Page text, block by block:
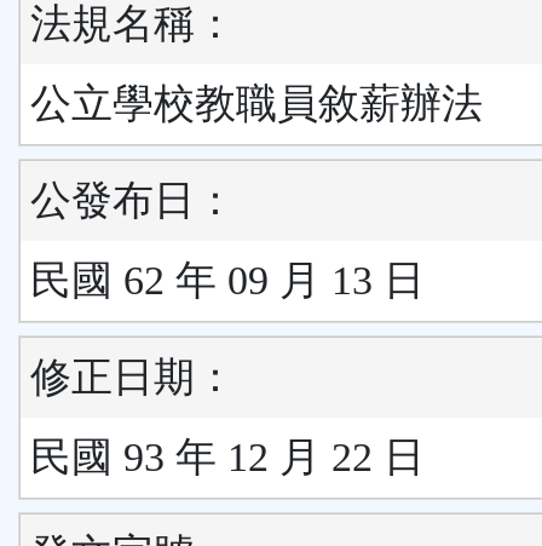
法規名稱：
公立學校教職員敘薪辦法
公發布日：
民國 62 年 09 月 13 日
修正日期：
民國 93 年 12 月 22 日